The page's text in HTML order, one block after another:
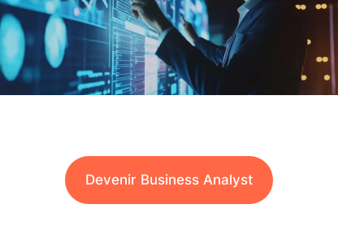
Devenir Business Analyst